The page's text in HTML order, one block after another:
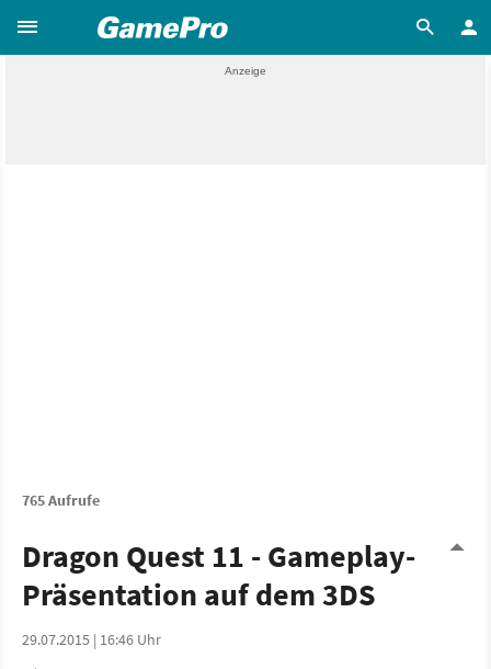
765 Aufrufe
Dragon Quest 11 - Gameplay-
Präsentation auf dem 3DS
29.07.2015 | 16:46 Uhr